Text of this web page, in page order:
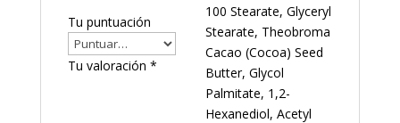
100 Stearate, Glyceryl
Stearate, Theobroma
Cacao (Cocoa) Seed
Butter, Glycol
Palmitate, 1,2-
Hexanediol, Acetyl
Tu puntuación
Tu valoración *